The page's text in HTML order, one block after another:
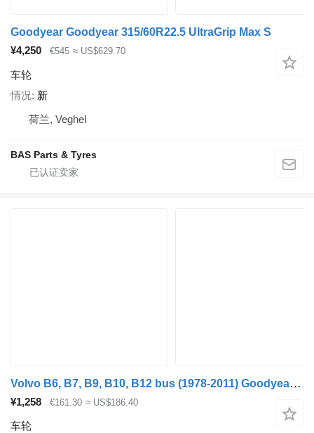
Goodyear Goodyear 315/60R22.5 UltraGrip Max S
¥4,250
€545 ≈ US$629.70
车轮
情况 新
荷兰, Veghel
BAS Parts & Tyres
Volvo B6, B7, B9, B10, B12 bus (1978-2011) Goodyear BRIDGESTONE B12B (01.97-12.11)
¥1,258 €161.30 ≈ US$186.40
车轮